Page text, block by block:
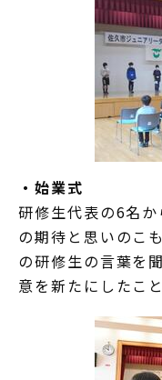
・始業式
研修生代表の6名
の期待と思いのこ
の研修生の言葉を
意を新たにしたこ